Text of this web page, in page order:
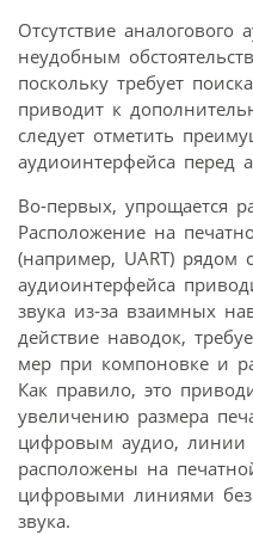
Отсутствие
неудобным
поскольку требует
приводит к
следует отметить
аудиоинтерфейса перед
Во-первых, упрощается
Расположение на
(например, UART) рядом
аудиоинтерфейса
звука из-за взаимных
действие наводок,
мер при компоновке и
Как правило, это
увеличению размера
цифровым аудио, линии
расположены на
цифровыми линиями без
звука.